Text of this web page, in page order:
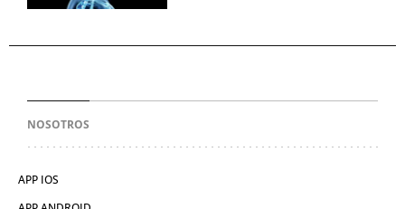
NOSOTROS
APP IOS